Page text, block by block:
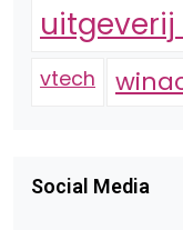
vtech
Social Media